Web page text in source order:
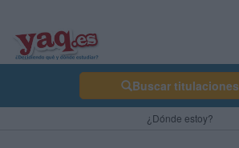
Buscar titulaciones
¿Dónde estoy?